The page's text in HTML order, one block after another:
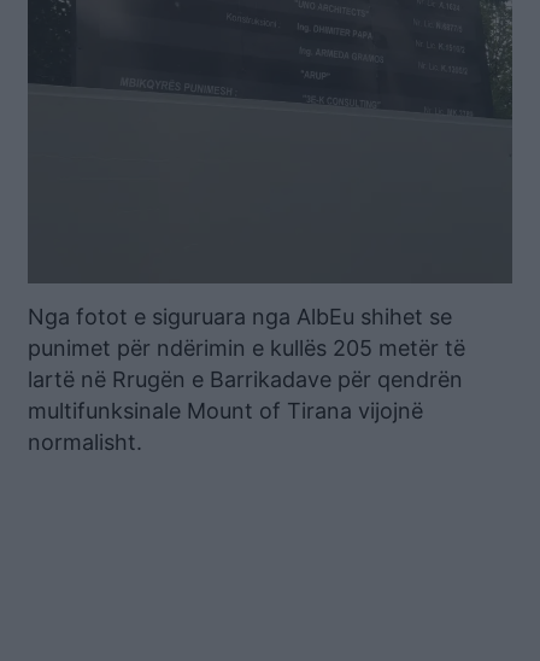
Nga fotot e siguruara nga AlbEu shihet se
punimet për ndërimin e kullës 205 metër të
lartë në Rrugën e Barrikadave për qendrën
multifunksinale Mount of Tirana vijojnë
normalisht.